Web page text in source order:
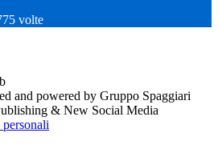
volte
and powered by Gruppo Spaggiari
& New Social Media